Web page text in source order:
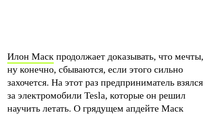
Илон Маск продолжает доказывать, что мечты,
ну конечно, сбываются, если этого сильно
захочется. На этот раз предприниматель взялся
за электромобили Tesla, которые он решил
научить летать. О грядущем апдейте Маск